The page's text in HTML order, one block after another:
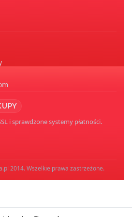
i sprawdzone systemy płatności.
2014. Wszelkie prawa zastrzeżone.
0. Zobacz szczegóły